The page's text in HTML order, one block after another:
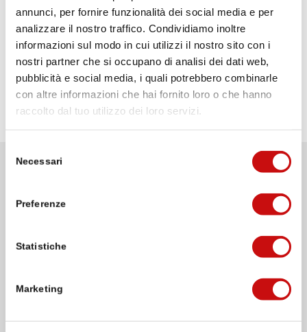
annunci, per fornire funzionalità dei social media e per
analizzare il nostro traffico. Condividiamo inoltre
informazioni sul modo in cui utilizzi il nostro sito con i
nostri partner che si occupano di analisi dei dati web,
pubblicità e social media, i quali potrebbero combinarle
con altre informazioni che hai fornito loro o che hanno
raccolto dal tuo utilizzo dei loro servizi.
delNecessari
Preferenze
Statistiche
Marketing
TAGESABLAUF